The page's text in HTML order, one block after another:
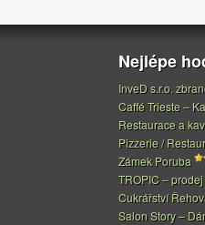
Nejlépe
InveD s.r.o.
Caffé Trieste –
Restaurace a
Pizzerie /
Zámek Poruba
TROPIC –
Cukrářství
Salon Story –